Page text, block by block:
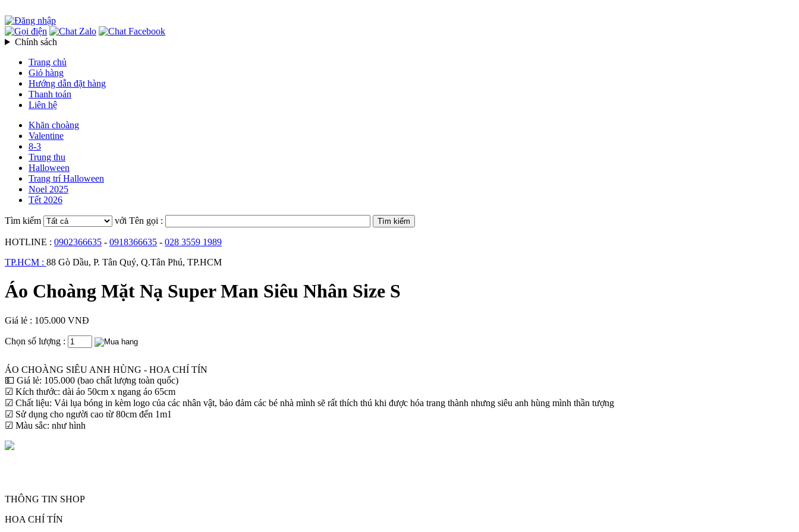
Chính sách
Trang chủ
Giỏ hàng
Hướng dẫn đặt hàng
Thanh toán
Liên hệ
Khăn choàng
Valentine
8-3
Trung thu
Halloween
Trang trí Halloween
Noel 2025
Tết 2026
Tìm kiếm với Tên gọi :
HOTLINE : 0902366635 - 0918366635 - 028 3559 1989
TP.HCM : 88 Gò Dầu, P. Tân Quý, Q.Tân Phú, TP.HCM
Áo Choàng Mặt Nạ Super Man Siêu Nhân Size S
Giá lẻ : 105.000 VNĐ
Chọn số lượng :
ÁO CHOÀNG SIÊU ANH HÙNG - HOA CHÍ TÍN
💵 Giá lẻ: 105.000 (bao chất lượng toàn quốc)
☑ Kích thước: dài áo 50cm x ngang áo 65cm
☑ Chất liệu: Vải lụa bóng in kèm logo của các nhân vật, bảo đảm các bé nhà mình sẽ rất thích thú khi được hóa trang thành nhưng siêu anh hùng mình thần tượng
☑ Sử dụng cho người cao từ 80cm đến 1m1
☑ Màu sắc: như hình
THÔNG TIN SHOP
HOA CHÍ TÍN